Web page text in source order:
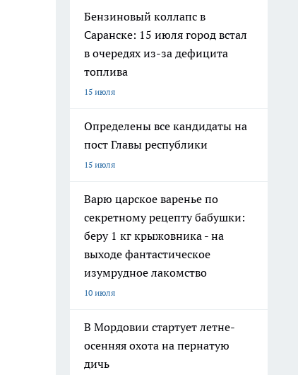
Бензиновый коллапс в
Саранске: 15 июля город встал
в очередях из-за дефицита
топлива
15 июля
Определены все кандидаты на
пост Главы республики
15 июля
Варю царское варенье по
секретному рецепту бабушки:
беру 1 кг крыжовника - на
выходе фантастическое
изумрудное лакомство
10 июля
В Мордовии стартует летне-
осенняя охота на пернатую
дичь